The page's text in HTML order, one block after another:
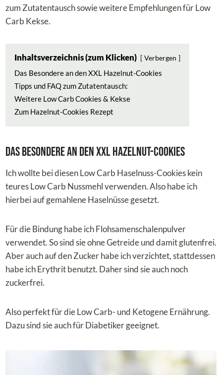
zum Zutatentausch sowie weitere Empfehlungen für Low
Carb Kekse.
Inhaltsverzeichnis (zum Klicken) Verbergen
Das Besondere an den XXL Hazelnut-Cookies
Tipps und FAQ zum Zutatentausch:
Weitere Low Carb Cookies & Kekse
Zum Hazelnut-Cookies Rezept
Das Besondere an den XXL Hazelnut-Cookies
Ich wollte bei diesen Low Carb Haselnuss-Cookies kein
teures Low Carb Nussmehl verwenden. Also habe ich
hierbei auf gemahlene Haselnüsse gesetzt.
Für die Bindung habe ich Flohsamenschalenpulver
verwendet. So sind sie ohne Getreide und damit glutenfrei.
Aber auch auf den Zucker habe ich verzichtet, stattdessen
habe ich Erythrit benutzt. Daher sind sie auch noch
zuckerfrei.
Also perfekt für die Low Carb- und Ketogene Ernährung.
Dazu sind sie auch für Diabetiker geeignet.